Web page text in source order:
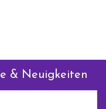
& Neuigkeiten